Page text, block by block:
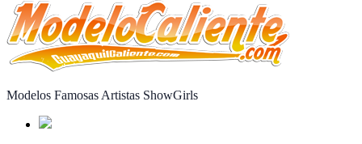
Modelos Famosas Artistas ShowGirls